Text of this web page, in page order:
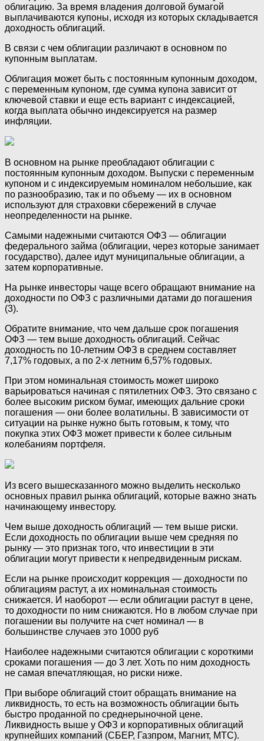
облигацию. За время владения долговой бумагой
выплачиваются купоны, исходя из которых складывается
доходность облигаций.
В связи с чем облигации различают в основном по
купонным выплатам.
Облигация может быть с постоянным купонным доходом,
с переменным купоном, где сумма купона зависит от
ключевой ставки и еще есть вариант с индексацией,
когда выплата обычно индексируется на размер
инфляции.
В основном на рынке преобладают облигации с
постоянным купонным доходом. Выпуски с переменным
купоном и с индексируемым номиналом небольшие, как
по разнообразию, так и по объему —‌ их в основном
используют для страховки сбережений в случае
неопределенности на рынке.
Самыми надежными считаются ОФЗ —‌ облигации
федерального займа (облигации, через которые занимает
государство), далее идут муниципальные облигации, а
затем корпоративные.
На рынке инвесторы чаще всего обращают внимание на
доходности по ОФЗ с различными датами до погашения
(3).
Обратите внимание, что чем дальше срок погашения
ОФЗ —‌ тем выше доходность облигаций. Сейчас
доходность по 10-летним ОФЗ в среднем составляет
7,17% годовых, а по 2-х летним 6,57% годовых.
При этом номинальная стоимость может широко
варьироваться начиная с пятилетних ОФЗ. Это связано с
более высоким риском бумаг, имеющих дальние сроки
погашения —‌ они более волатильны. В зависимости от
ситуации на рынке нужно быть готовым, к тому, что
покупка этих ОФЗ может привести к более сильным
колебаниям портфеля.
Из всего вышесказанного можно выделить несколько
основных правил рынка облигаций, которые важно знать
начинающему инвестору.
Чем выше доходность облигаций —‌ тем выше риски.
Если доходность по облигации выше чем средняя по
рынку —‌ это признак того, что инвестиции в эти
облигации могут привести к непредвиденным рискам.
Если на рынке происходит коррекция —‌ доходности по
облигациям растут, а их номинальная стоимость
снижается. И наоборот —‌ если облигации растут в цене,
то доходности по ним снижаются. Но в любом случае при
погашении вы получите на счет номинал — в
большинстве случаев это 1000 руб
Наиболее надежными считаются облигации с короткими
сроками погашения —‌ до 3 лет. Хоть по ним доходность
не самая впечатляющая, но риски ниже.
При выборе облигаций стоит обращать внимание на
ликвидность, то есть на возможность облигации быть
быстро проданной по среднерыночной цене.
Ликвидность выше у ОФЗ и корпоративных облигаций
крупнейших компаний (СБЕР, Газпром, Магнит, МТС).